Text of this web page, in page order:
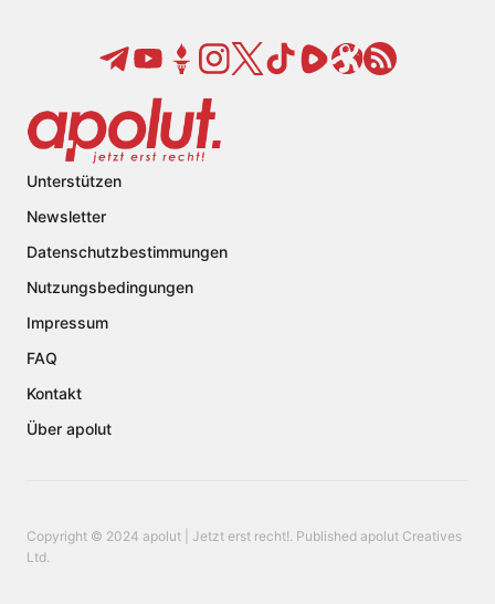
Unterstützen
Newsletter
Datenschutzbestimmungen
Nutzungsbedingungen
Impressum
FAQ
Kontakt
Über apolut
Copyright © 2024 apolut | Jetzt erst recht!. Published apolut Creatives
Ltd.